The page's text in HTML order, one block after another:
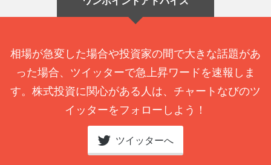
相場が急変した場合や投資家の間で大きな話題があ
った場合、ツイッターで急上昇ワードを速報しま
す。株式投資に関心がある人は、チャートなびのツ
イッターをフォローしよう！
ツイッターへ